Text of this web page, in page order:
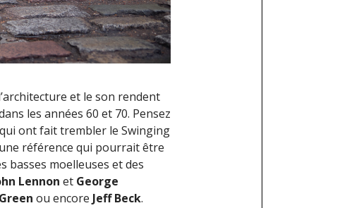
et le son rendent
les années 60 et 70. Pensez
ont fait trembler le Swinging
référence qui pourrait être
basses moelleuses et des
Lennon et George
ou encore Jeff Beck.